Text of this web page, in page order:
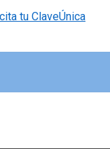
tu ClaveÚnica